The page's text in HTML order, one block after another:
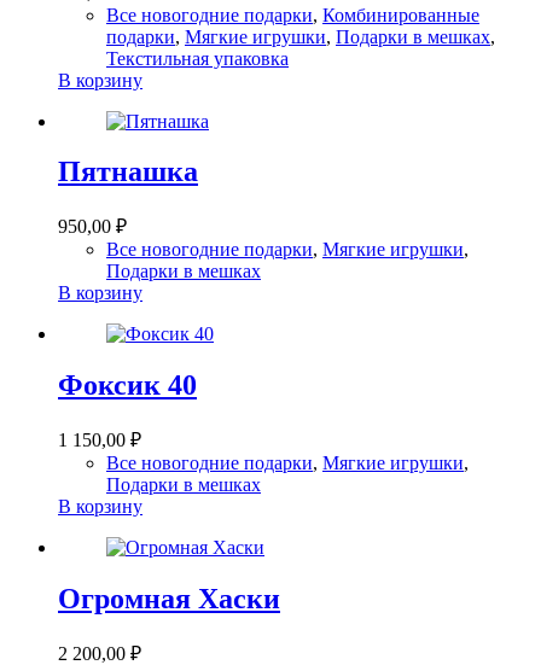
Все новогодние подарки, Комбинированные
подарки, Мягкие игрушки, Подарки в мешках,
Текстильная упаковка
В корзину
Пятнашка
950,00 ₽
Все новогодние подарки, Мягкие игрушки,
Подарки в мешках
В корзину
Фоксик 40
1 150,00 ₽
Все новогодние подарки, Мягкие игрушки,
Подарки в мешках
В корзину
Огромная Хаски
2 200,00 ₽